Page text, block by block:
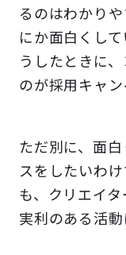
るのはわかり
にか面白くし
うしたときに
のが採用キャン
ただ別に、面
スをしたいわ
も、クリエイ
実利のある活動